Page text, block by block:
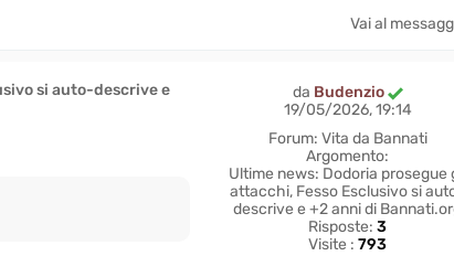
Vai al
da Budenzio
19/05/2026, 19:14
Forum: Vita da Bannati
Argomento:
Ultime news: Dodoria prosegue
attacchi, Fesso Esclusivo si
descrive e +2 anni di
Risposte:3
Visite :793
si auto-descrive e